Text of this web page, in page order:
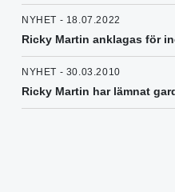
NYHET - 18.07.2022
Ricky Martin anklagas för
NYHET - 30.03.2010
Ricky Martin har lämnat